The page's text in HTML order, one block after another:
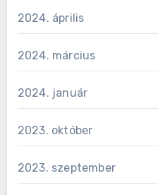
2024. április
2024. március
2024. január
2023. október
2023. szeptember